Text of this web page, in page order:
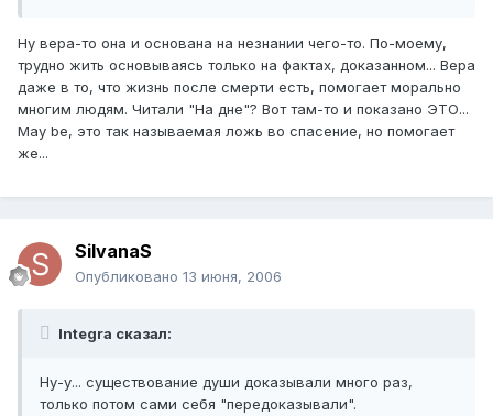
Ну вера-то она и основана на незнании чего-то. По-моему,
трудно жить основываясь только на фактах, доказанном... Вера
даже в то, что жизнь после смерти есть, помогает морально
многим людям. Читали "На дне"? Вот там-то и показано ЭТО...
May be, это так называемая ложь во спасение, но помогает
же...
SilvanaS
Опубликовано 13 июня, 2006
Integra сказал:
Ну-у... существование души доказывали много раз,
только потом сами себя "передоказывали".